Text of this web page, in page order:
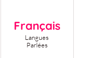
Français
Langues
Parlées